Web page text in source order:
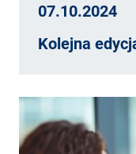
07.10.2024
Kolejna